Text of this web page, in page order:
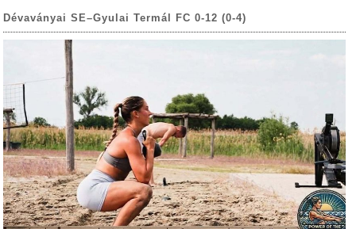
Dévaványai SE–Gyulai Termál FC 0-12 (0-4)